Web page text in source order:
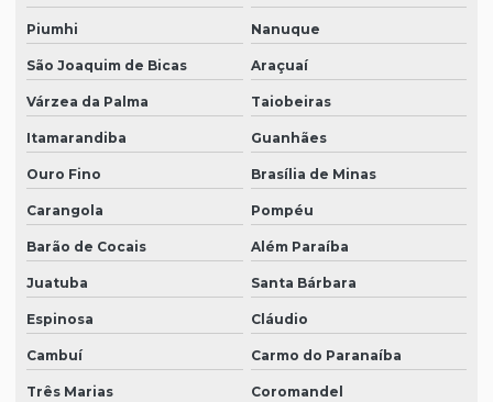
Piumhi Nanuque
São Joaquim de Bicas Araçuaí
Várzea da Palma Taiobeiras
Itamarandiba Guanhães
Ouro Fino Brasília de Minas
Carangola Pompéu
Barão de Cocais Além Paraíba
Juatuba Santa Bárbara
Espinosa Cláudio
Cambuí Carmo do Paranaíba
Três Marias Coromandel